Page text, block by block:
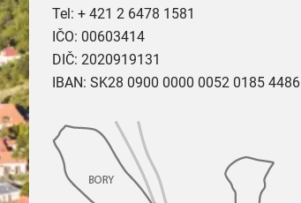
Tel:+ 421 2 6478 1581
IČO: 00603414
DIČ: 2020919131
IBAN: SK28 0900 0000 0052 0185 4486